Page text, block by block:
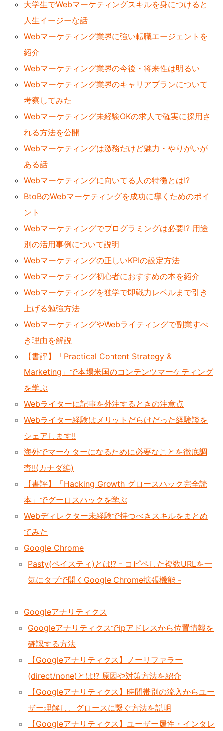
大学生でWebマーケティングスキルを身につけると
人生イージーな話
Webマーケティング業界に強い転職エージェントを
紹介
Webマーケティング業界の今後・将来性は明るい
Webマーケティング業界のキャリアプランについて
考察してみた
Webマーケティング未経験OKの求人で確実に採用さ
れる方法を公開
Webマーケティングは激務だけど魅力・やりがいが
ある話
Webマーケティングに向いてる人の特徴とは!?
BtoBのWebマーケティングを成功に導くためのポイ
ント
Webマーケティングでプログラミングは必要!? 用途
別の活用事例について説明
Webマーケティングの正しいKPIの設定方法
Webマーケティング初心者におすすめの本を紹介
Webマーケティングを独学で即戦力レベルまで引き
上げる勉強方法
WebマーケティングやWebライティングで副業すべ
き理由を解説
【書評】「Practical Content Strategy &
Marketing」で本場米国のコンテンツマーケティング
を学ぶ
Webライターに記事を外注するときの注意点
Webライター経験はメリットだらけだった経験談を
シェアします!!
海外でマーケターになるために必要なことを徹底調
査!!(カナダ編)
【書評】「Hacking Growth グロースハック完全読
本」でグーロスハックを学ぶ
Webディレクター未経験で持つべきスキルをまとめ
てみた
Google Chrome
Pasty(ペイスティ)とは!? - コピペした複数URLを一
気にタブで開くGoogle Chrome拡張機能 -
Googleアナリティクス
Googleアナリティクスでipアドレスから位置情報を
確認する方法
【Googleアナリティクス】ノーリファラー
(direct/none)とは!? 原因や対策方法を紹介
【Googleアナリティクス】時間帯別の流入からユー
ザー理解し、グロースに繋ぐ方法を説明
【Googleアナリティクス】ユーザー属性・インタレ